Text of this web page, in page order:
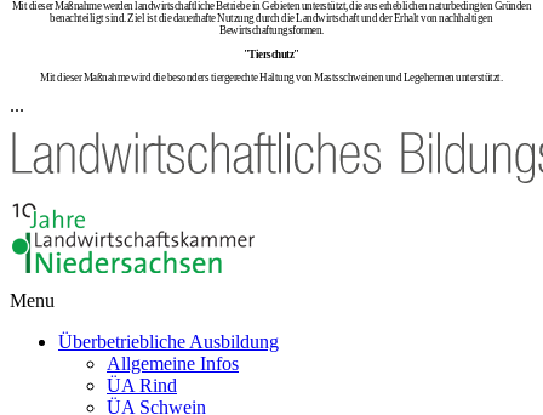
Mit dieser Maßnahme werden landwirtschaftliche Betriebe in Gebieten unterstützt, die aus erheblichen naturbedingten Gründen
benachteiligt sind. Ziel ist die dauerhafte Nutzung durch die Landwirtschaft und der Erhalt von nachhaltigen
Bewirtschaftungsformen.
"Tierschutz"
Mit dieser Maßnahme wird die besonders tiergerechte Haltung von Mastsschweinen und Legehennen unterstützt.
...
Menu
Überbetriebliche Ausbildung
Allgemeine Infos
ÜA Rind
ÜA Schwein